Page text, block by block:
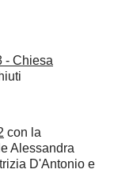
- Chiesa
con la
Alessandra
D'Antonio e